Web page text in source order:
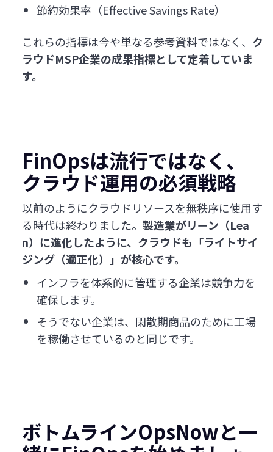
節約効果率（Effective Savings Rate）
これらの指標は今や単なる参考資料ではなく、 ク
ラウドMSP企業の成果指標として定着していま
す。
FinOpsは流行ではなく、
クラウド運用の必須戦略
以前のようにクラウドリソースを無秩序に使用す
る時代は終わりました。 製造業がリーン（Lea
n）に進化したように、クラウドも「ライトサイ
ジング（適正化）」が核心です。
インフラを体系的に管理する企業は競争力を
確保します。
そうでない企業は、閑散期商品のために工場
を稼働させているのと同じです。
ボトムラインOpsNowと一